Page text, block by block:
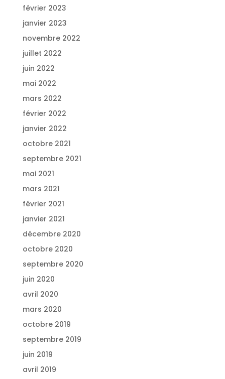
février 2023
janvier 2023
novembre 2022
juillet 2022
juin 2022
mai 2022
mars 2022
février 2022
janvier 2022
octobre 2021
septembre 2021
mai 2021
mars 2021
février 2021
janvier 2021
décembre 2020
octobre 2020
septembre 2020
juin 2020
avril 2020
mars 2020
octobre 2019
septembre 2019
juin 2019
avril 2019